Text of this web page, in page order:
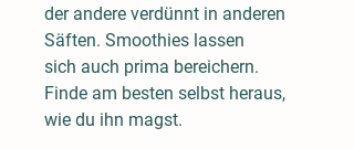
der andere verdünnt in anderen
Säften. Smoothies lassen
sich auch prima bereichern.
Finde am besten selbst heraus,
wie du ihn magst.